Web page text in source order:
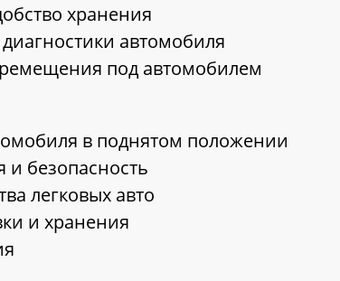
хранения
автомобиля
под автомобилем
в поднятом положении
и безопасность
легковых авто
и хранения